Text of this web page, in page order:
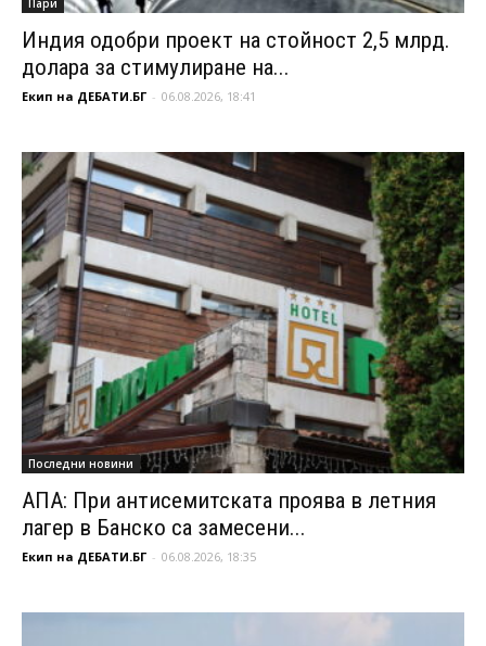
Пари
Индия одобри проект на стойност 2,5 млрд.
долара за стимулиране на...
Екип на ДЕБАТИ.БГ - 06.08.2026, 18:41
Последни новини
АПА: При антисемитската проява в летния
лагер в Банско са замесени...
Екип на ДЕБАТИ.БГ - 06.08.2026, 18:35